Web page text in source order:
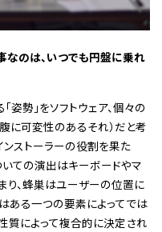
なのは、いつでも円盤に乗れ
勢」をソフトウェア、個々の
に可変性のあるそれ）だと考
ンストーラーの役割を果た
いての演出はキーボードやマ
り、蜂巣はユーザーの位置に
ある一つの要素によってでは
質によって複合的に決定され